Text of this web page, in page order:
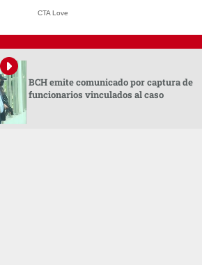
CTA Love
BCH emite comunicado por captura de
funcionarios vinculados al caso